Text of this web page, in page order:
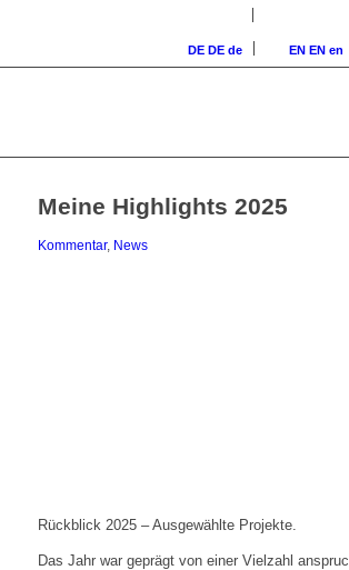
DE DE de EN EN en
Meine Highlights 2025
Kommentar, News
Rückblick 2025 – Ausgewählte Projekte.
Das Jahr war geprägt von einer Vielzahl